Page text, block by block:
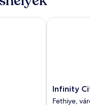
Infinity
City
Infinity
Fethiye,
Infinity City